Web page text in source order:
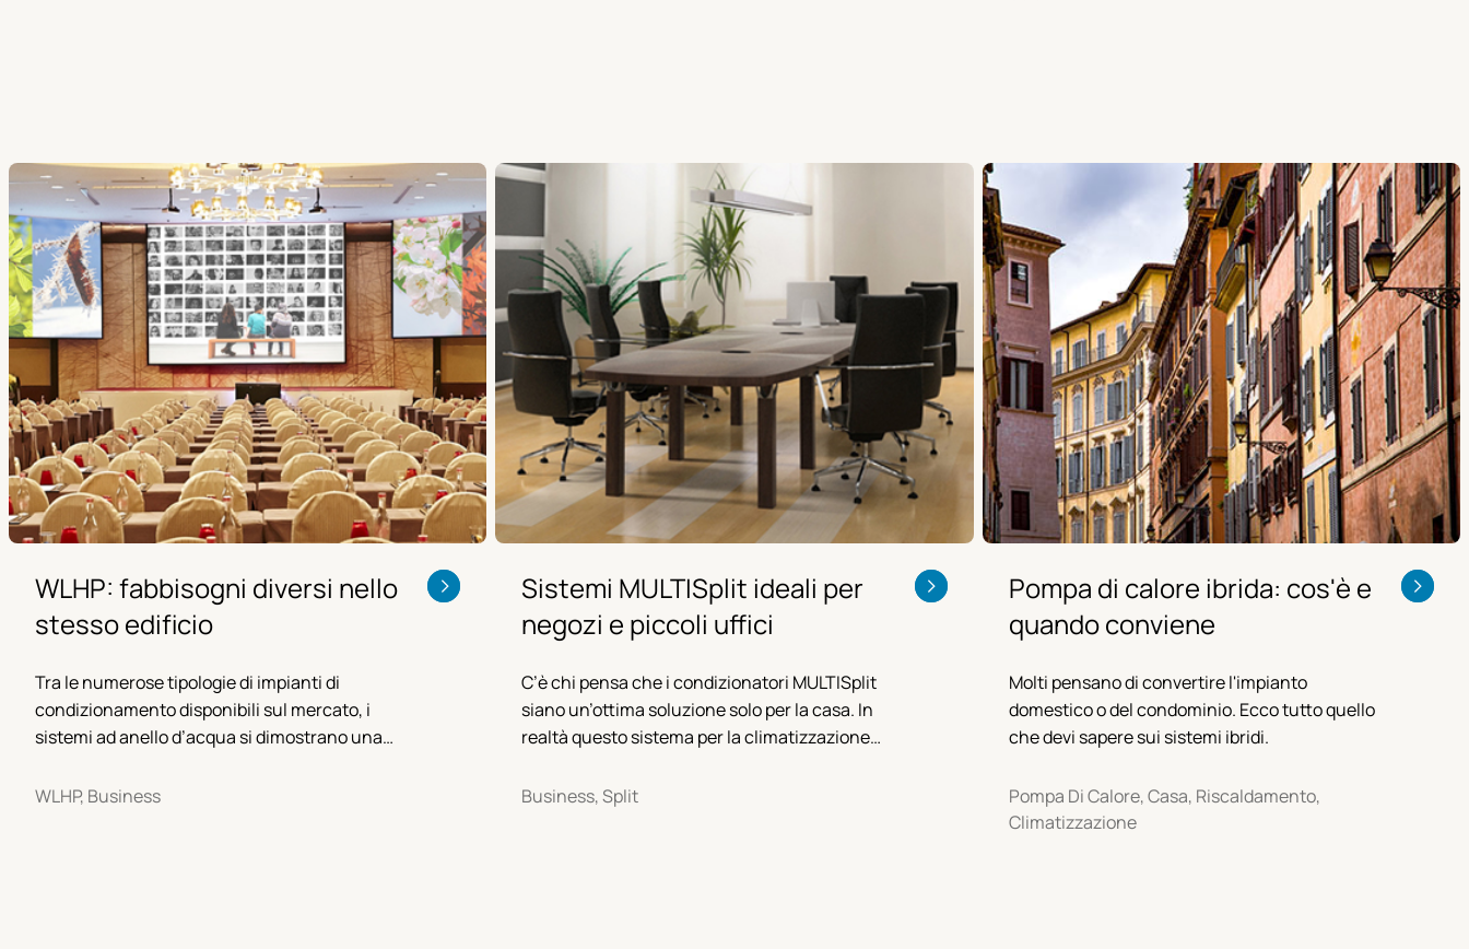
WLHP: fabbisogni diversi nello
stesso edificio
Tra le numerose tipologie di impianti di
condizionamento disponibili sul mercato, i
sistemi ad anello d’acqua si dimostrano una
WLHP, Business
Sistemi MULTISplit ideali per
negozi e piccoli uffici
C’è chi pensa che i condizionatori MULTISplit
siano un’ottima soluzione solo per la casa. In
realtà questo sistema per la climatizzazione
uffici...
Business, Split
Pompa di calore ibrida: cos'è e
quando conviene
Molti pensano di convertire l'impianto
domestico o del condominio. Ecco tutto quello
che devi sapere sui sistemi ibridi.
Pompa Di Calore, Casa, Riscaldamento,
Climatizzazione